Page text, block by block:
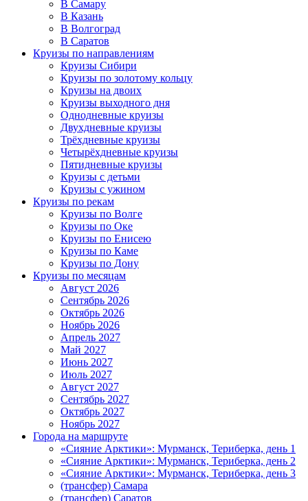
В Самару
В Казань
В Волгоград
В Саратов
Круизы по направлениям
Круизы Сибири
Круизы по золотому кольцу
Круизы на двоих
Круизы выходного дня
Однодневные круизы
Двухдневные круизы
Трёхдневные круизы
Четырёхдневные круизы
Пятидневные круизы
Круизы с детьми
Круизы с ужином
Круизы по рекам
Круизы по Волге
Круизы по Оке
Круизы по Енисею
Круизы по Каме
Круизы по Дону
Круизы по месяцам
Август 2026
Сентябрь 2026
Октябрь 2026
Ноябрь 2026
Апрель 2027
Май 2027
Июнь 2027
Июль 2027
Август 2027
Сентябрь 2027
Октябрь 2027
Ноябрь 2027
Города на маршруте
«Сияние Арктики»: Мурманск, Териберка, день 1
«Сияние Арктики»: Мурманск, Териберка, день 2
«Сияние Арктики»: Мурманск, Териберка, день 3
(трансфер) Самара
(трансфер) Саратов